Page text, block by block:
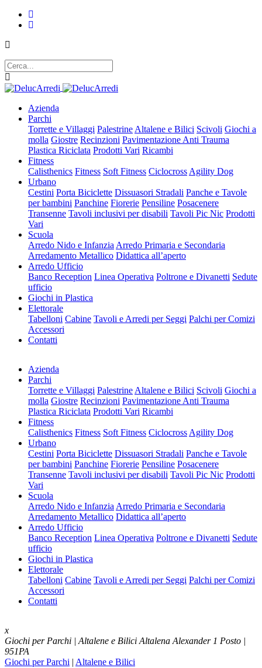
Azienda
Parchi
Torrette e Villaggi Palestrine Altalene e Bilici Scivoli Giochi a
molla Giostre Recinzioni Pavimentazione Anti Trauma
Plastica Riciclata Prodotti Vari Ricambi
Fitness
Calisthenics Fitness Soft Fitness Ciclocross Agility Dog
Urbano
Cestini Porta Biciclette Dissuasori Stradali Panche e Tavole
per bambini Panchine Fiorerie Pensiline Posacenere
Transenne Tavoli inclusivi per disabili Tavoli Pic Nic Prodotti
Vari
Scuola
Arredo Nido e Infanzia Arredo Primaria e Secondaria
Arredamento Metallico Didattica all’aperto
Arredo Ufficio
Banco Reception Linea Operativa Poltrone e Divanetti Sedute
ufficio
Giochi in Plastica
Elettorale
Tabelloni Cabine Tavoli e Arredi per Seggi Palchi per Comizi
Accessori
Contatti
Azienda
Parchi
Torrette e Villaggi Palestrine Altalene e Bilici Scivoli Giochi a
molla Giostre Recinzioni Pavimentazione Anti Trauma
Plastica Riciclata Prodotti Vari Ricambi
Fitness
Calisthenics Fitness Soft Fitness Ciclocross Agility Dog
Urbano
Cestini Porta Biciclette Dissuasori Stradali Panche e Tavole
per bambini Panchine Fiorerie Pensiline Posacenere
Transenne Tavoli inclusivi per disabili Tavoli Pic Nic Prodotti
Vari
Scuola
Arredo Nido e Infanzia Arredo Primaria e Secondaria
Arredamento Metallico Didattica all’aperto
Arredo Ufficio
Banco Reception Linea Operativa Poltrone e Divanetti Sedute
ufficio
Giochi in Plastica
Elettorale
Tabelloni Cabine Tavoli e Arredi per Seggi Palchi per Comizi
Accessori
Contatti
x
Giochi per Parchi | Altalene e Bilici Altalena Alexander 1 Posto |
951PA
Giochi per Parchi | Altalene e Bilici